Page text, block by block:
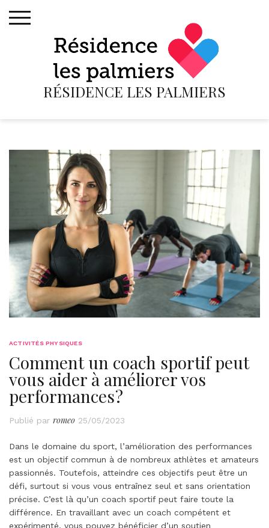
RÉSIDENCE LES PALMIERS
ACTIVITÉS PHYSIQUES
Comment un coach sportif peut
vous aider à améliorer vos
performances ?
Publié par romeo 25/05/2023
Dans le domaine du sport, l’amélioration des performances
est un objectif commun à de nombreux athlètes et amateurs
passionnés. Toutefois, atteindre ces objectifs peut être un
défi, surtout si vous vous entraînez seul et sans orientation
précise. C’est là qu’un coach sportif peut faire toute la
différence. En travaillant avec un coach compétent et
expérimenté, vous pouvez bénéficier d’un soutien